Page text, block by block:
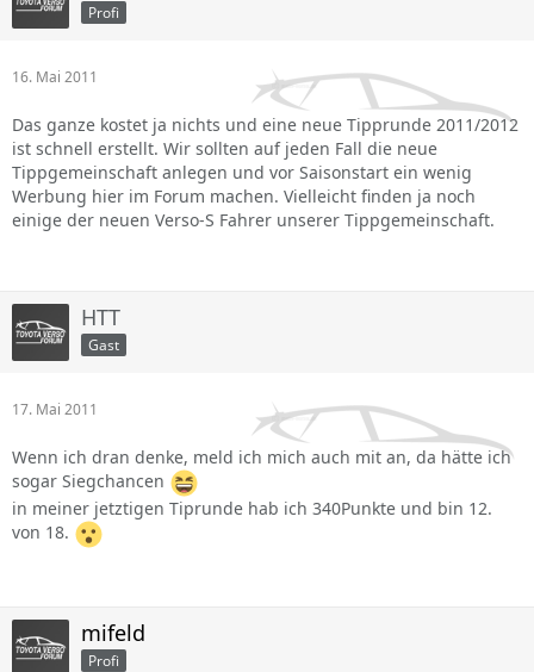
Profi
16. Mai 2011
Das ganze kostet ja nichts und eine neue Tipprunde 2011/2012
ist schnell erstellt. Wir sollten auf jeden Fall die neue
Tippgemeinschaft anlegen und vor Saisonstart ein wenig
Werbung hier im Forum machen. Vielleicht finden ja noch
einige der neuen Verso-S Fahrer unserer Tippgemeinschaft.
HTT
Gast
17. Mai 2011
Wenn ich dran denke, meld ich mich auch mit an, da hätte ich
sogar Siegchancen
in meiner jetztigen Tiprunde hab ich 340Punkte und bin 12.
von 18.
mifeld
Profi